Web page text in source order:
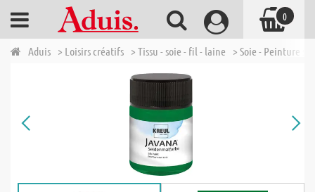
Aduis > Loisirs créatifs > Tissu - soie - fil - laine > Soie - Peinture
0